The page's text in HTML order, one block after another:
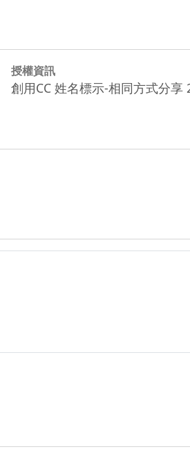
授權資訊
創用CC 姓名標示-相同方式分享